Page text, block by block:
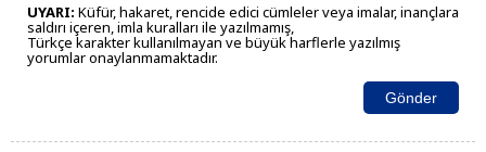
UYARI: Küfür, hakaret, rencide edici cümleler veya imalar, inançlara
saldırı içeren, imla kuralları ile yazılmamış,
Türkçe karakter kullanılmayan ve büyük harflerle yazılmış
yorumlar onaylanmamaktadır.
Gönder